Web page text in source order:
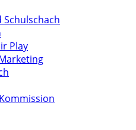
Play